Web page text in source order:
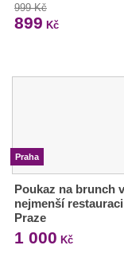
999 Kč
899 Kč
Praha
Poukaz na brunch v
nejmenší
Praze
1 000 Kč